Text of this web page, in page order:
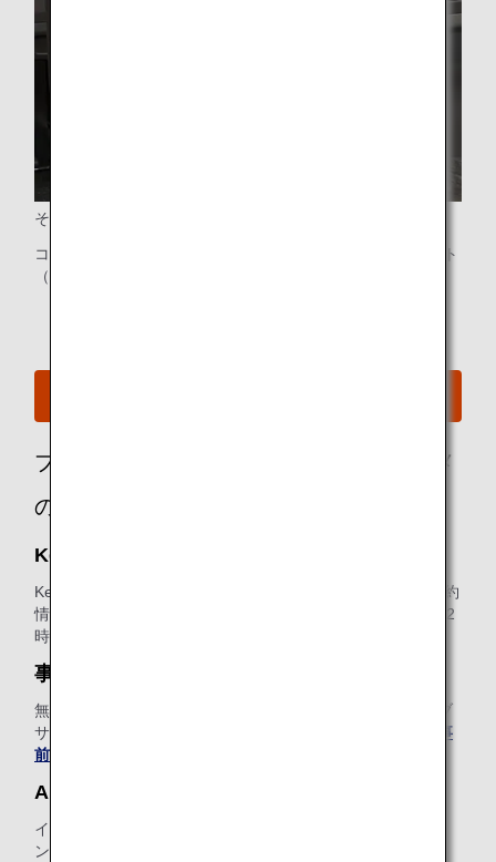
その他の機能
コントローラー、ユニバーサルタイプのPC電源、USBポート
（Type A・C）、Bluetoothオーディオ接続
プレミアムエコノミーのお客様におススメ
のオプショナルサービス
Keep My Fare
Keep My Fareは、航空券のご購入を検討される際に、ご予約
情報や運賃情報を確保できる便利なサービスです（発券の72
時間前まで）。
事前追加手荷物
無料手荷物許容量を超える手荷物の追加料金を、ANAウェブ
サイトで事前にお支払いいただける便利なサービスです。
事
前追加手荷物について、詳しくはこちら
ANA Wi-Fi Service
インターネット、Eメール、SNSをご利用いただける機内イ
ンターネット接続サービスをご用意しています（有料）。